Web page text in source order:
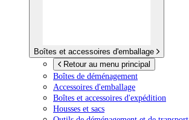
Boîtes et accessoires d'emballage
Retour au menu principal
Boîtes de déménagement
Accessoires d'emballage
Boîtes et accessoires d'expédition
Housses et sacs